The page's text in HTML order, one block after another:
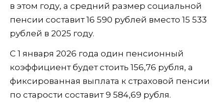
в этом году, а средний размер социальной
пенсии составит 16 590 рублей вместо 15 533
рублей в 2025 году.
С 1 января 2026 года один пенсионный
коэффициент будет стоить 156,76 рубля, а
фиксированная выплата к страховой пенсии
по старости составит 9 584,69 рубля.